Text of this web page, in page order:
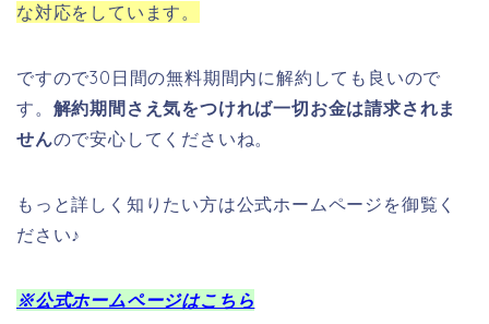
な対応をしています。
ですので30日間の無料期間内に解約しても良いので
す。 解約期間さえ気をつければ一切お金は請求されま
せんので安心してくださいね。
もっと詳しく知りたい方は公式ホームページを御覧く
ださい♪
※公式ホームページはこちら